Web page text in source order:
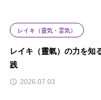
レイキ（靈気・霊気）
レイキ（靈氣）の力を知
践
2026.07.03